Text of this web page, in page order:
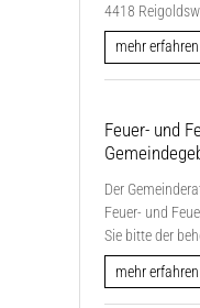
4418
mehr erfahren
Feuer- und
Der
Feuer- und
Sie bitte der
mehr erfahren